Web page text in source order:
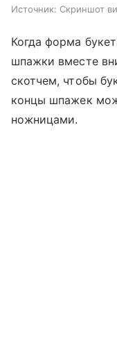
Источник: Скриншот
Когда форма
шпажки вместе
скотчем, чтобы
концы шпажек
ножницами.